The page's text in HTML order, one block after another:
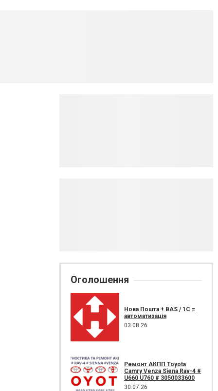
Оголошення
Нова Пошта + BAS / 1C =
автоматизація
03.08.26
Ремонт АКПП Toyota
Camry Venza Siena Rav-4 #
U660 U760 # 3050033600
30.07.26